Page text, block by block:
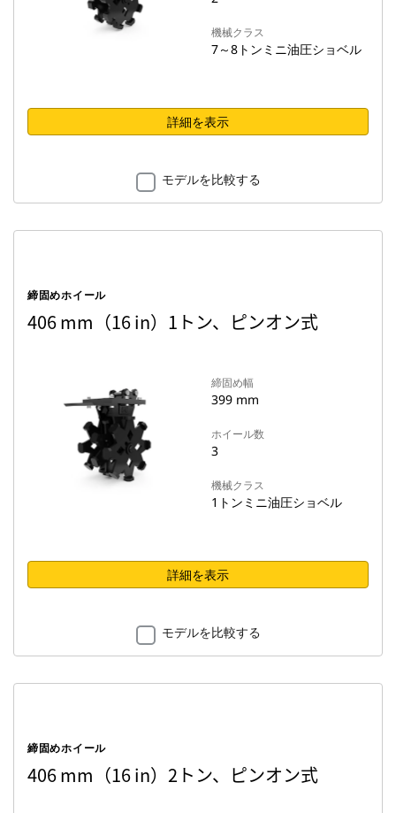
機械クラス
7～8トンミニ油圧ショベル
詳細を表示
モデルを比較する
締固めホイール
406 mm（16 in）1トン、ピンオン式
締固め幅
399 mm
ホイール数
3
機械クラス
1トンミニ油圧ショベル
詳細を表示
モデルを比較する
締固めホイール
406 mm（16 in）2トン、ピンオン式